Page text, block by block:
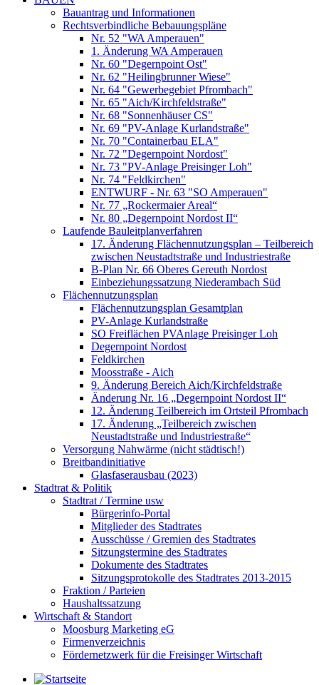
Bauantrag und Informationen
Rechtsverbindliche Bebauungspläne
Nr. 52 "WA Amperauen"
1. Änderung WA Amperauen
Nr. 60 "Degernpoint Ost"
Nr. 62 "Heilingbrunner Wiese"
Nr. 64 "Gewerbegebiet Pfrombach"
Nr. 65 "Aich/Kirchfeldstraße"
Nr. 68 "Sonnenhäuser CS"
Nr. 69 "PV-Anlage Kurlandstraße"
Nr. 70 "Containerbau ELA"
Nr. 72 "Degernpoint Nordost"
Nr. 73 "PV-Anlage Preisinger Loh"
Nr. 74 "Feldkirchen"
ENTWURF - Nr. 63 "SO Amperauen"
Nr. 77 „Rockermaier Areal“
Nr. 80 „Degernpoint Nordost II“
Laufende Bauleitplanverfahren
17. Änderung Flächennutzungsplan – Teilbereich
zwischen Neustadtstraße und Industriestraße
B-Plan Nr. 66 Oberes Gereuth Nordost
Einbeziehungssatzung Niederambach Süd
Flächennutzungsplan
Flächennutzungsplan Gesamtplan
PV-Anlage Kurlandstraße
SO Freiflächen PV­Anlage Preisinger Loh
Degernpoint Nordost
Feldkirchen
Moosstraße - Aich
9. Änderung Bereich Aich/Kirchfeldstraße
Änderung Nr. 16 „Degernpoint Nordost II“
12. Änderung Teilbereich im Ortsteil Pfrombach
17. Änderung „Teilbereich zwischen
Neustadtstraße und Industriestraße“
Versorgung Nahwärme (nicht städtisch!)
Breitbandinitiative
Glasfaserausbau (2023)
Stadtrat & Politik
Stadtrat / Termine usw
Bürgerinfo-Portal
Mitglieder des Stadtrates
Ausschüsse / Gremien des Stadtrates
Sitzungstermine des Stadtrates
Dokumente des Stadtrates
Sitzungsprotokolle des Stadtrates 2013-2015
Fraktion / Parteien
Haushaltssatzung
Wirtschaft & Standort
Moosburg Marketing eG
Firmenverzeichnis
Fördernetzwerk für die Freisinger Wirtschaft